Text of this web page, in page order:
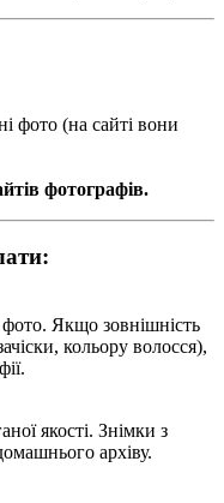
фото (на сайті вони
фотографів.
Якщо зовнішність
кольору волосся),
якості. Знімки з
архіву.